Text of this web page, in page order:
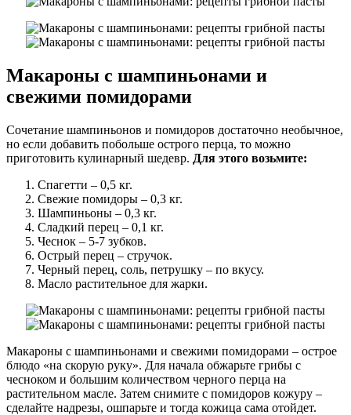
Макароны с шампиньонами и
свежими помидорами
Сочетание шампиньонов и помидоров достаточно необычное,
но если добавить побольше острого перца, то можно
приготовить кулинарный шедевр. Для этого возьмите:
Спагетти – 0,5 кг.
Свежие помидоры – 0,3 кг.
Шампиньоны – 0,3 кг.
Сладкий перец – 0,1 кг.
Чеснок – 5-7 зубков.
Острый перец – стручок.
Черный перец, соль, петрушку – по вкусу.
Масло растительное для жарки.
Макароны с шампиньонами и свежими помидорами – острое
блюдо «на скорую руку». Для начала обжарьте грибы с
чесноком и большим количеством черного перца на
растительном масле. Затем снимите с помидоров кожуру –
сделайте надрезы, ошпарьте и тогда кожица сама отойдет.